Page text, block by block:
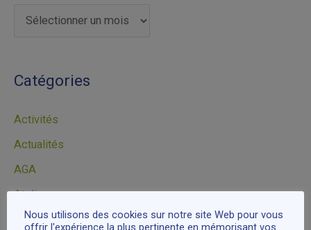
Catégories
Activités
Actualités
AGA
Atelier
Citations
Nous utilisons des cookies sur notre site Web pour vous
offrir l'expérience la plus pertinente en mémorisant vos